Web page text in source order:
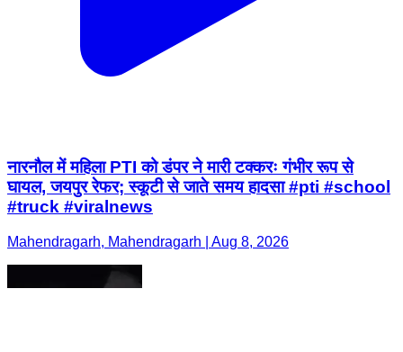
नारनौल में महिला PTI को डंपर ने मारी टक्करः गंभीर रूप से
घायल, जयपुर रेफर; स्कूटी से जाते समय हादसा #pti #school
#truck #viralnews
Mahendragarh, Mahendragarh | Aug 8, 2026